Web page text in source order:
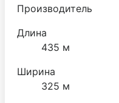
Производитель
Длина
435 м
Ширина
325 м